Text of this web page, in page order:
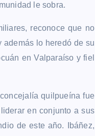
le sobra.
reconoce que no
además lo heredó de su
en Valparaíso y fiel
quilpueína fue
en conjunto a sus
de este año. Ibáñez,